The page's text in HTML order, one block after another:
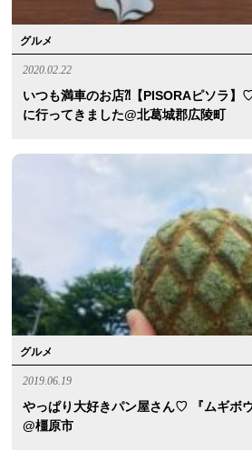
グルメ
2020.02.22
いつも満車のお店⁈【PISORAピソラ】
に行ってきました@北葛城郡広陵町
グルメ
2019.06.19
やっぱり大好きパン屋さん♡ 『ムギボ
@橿原市